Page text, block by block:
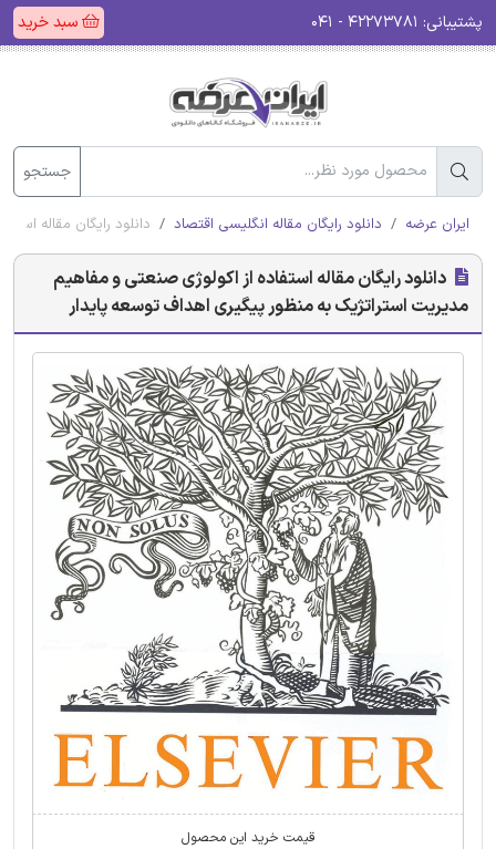
پشتیبانی: سبد خرید
جستجو
ایران عرضه دانلود رایگان مقاله انگلیسی اقتصاد دانلود رایگان مقاله
دانلود رایگان مقاله استفاده از اکولوژی صنعتی و مفاهیم
مدیریت استراتژیک به منظور پیگیری اهداف توسعه پایدار
قیمت خرید این محصول